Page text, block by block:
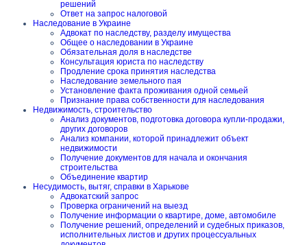
решений
Ответ на запрос налоговой
Наследование в Украине
Адвокат по наследству, разделу имущества
Общее о наследовании в Украине
Обязательная доля в наследстве
Консультация юриста по наследству
Продление срока принятия наследства
Наследование земельного пая
Установление факта проживания одной семьей
Признание права собственности для наследования
Недвижимость, строительство
Анализ документов, подготовка договора купли-продажи,
других договоров
Анализ компании, которой принадлежит объект
недвижимости
Получение документов для начала и окончания
строительства
Объединение квартир
Несудимость, вытяг, справки в Харькове
Адвокатский запрос
Проверка ограничений на выезд
Получение информации о квартире, доме, автомобиле
Получение решений, определений и судебных приказов,
исполнительных листов и других процессуальных